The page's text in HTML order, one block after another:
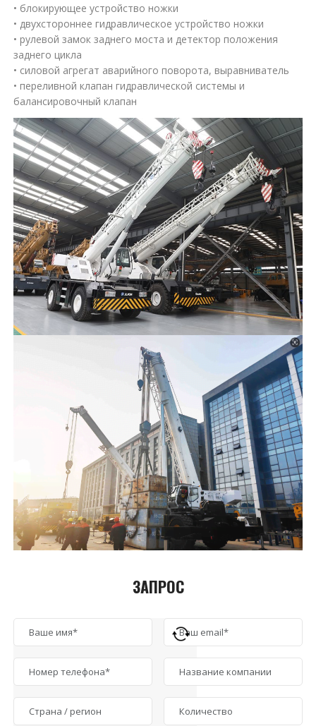
• блокирующее устройство ножки
• двухстороннее гидравлическое устройство ножки
• рулевой замок заднего моста и детектор положения
заднего цикла
• силовой агрегат аварийного поворота, выравниватель
• переливной клапан гидравлической системы и
балансировочный клапан
ЗАПРОС